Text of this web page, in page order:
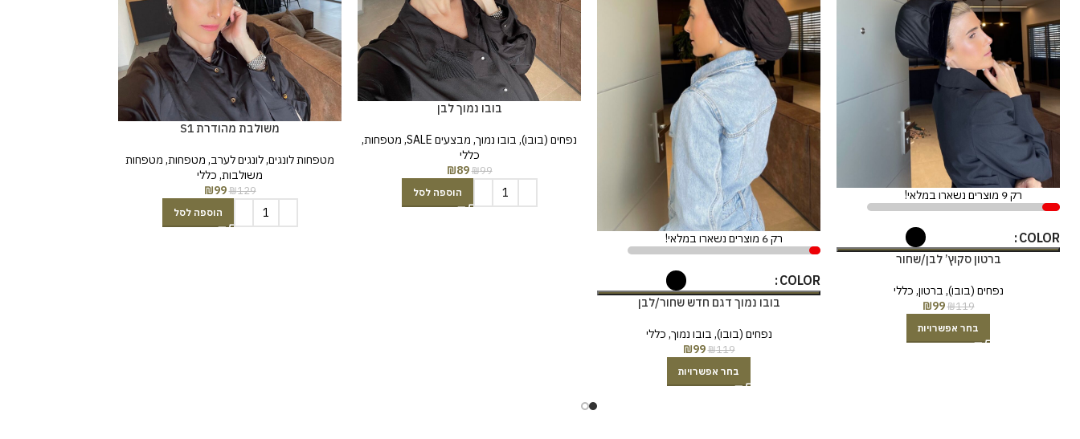
רק 9 מוצרים נשארו במלאי!
COLOR
ברטון סקוץ’ לבן/שחור
נפחים (בובו), ברטון, כללי
₪119
₪99
בחר אפשרויות
רק 6 מוצרים נשארו במלאי!
COLOR
בובו נמוך דגם חדש שחור/לבן
נפחים (בובו), בובו נמוך, כללי
₪119
₪99
בחר אפשרויות
בובו נמוך לבן
נפחים (בובו), בובו נמוך, מבצעים SALE , מטפחות,
כללי
₪99
₪89
הוספה לסל
משולבת מהודרת S1
מטפחות לונגים,לונגים לערב, מטפחות, מטפחות
משולבות, כללי
₪129
₪99
הוספה לסל